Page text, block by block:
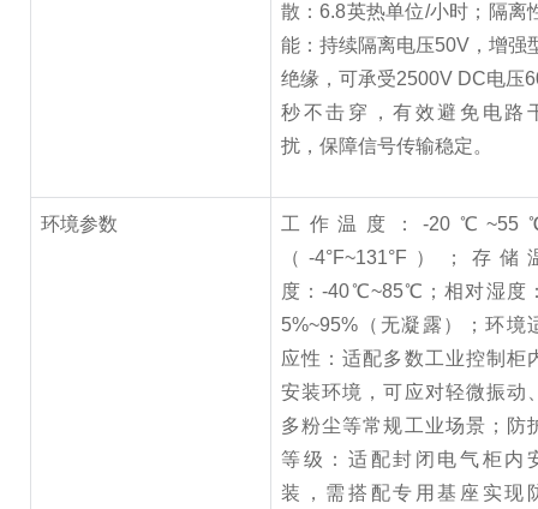
散：6.8英热单位/小时；隔离
能：持续隔离电压50V，增强
绝缘，可承受2500V DC电压
秒不击穿，有效避免电路
扰，保障信号传输稳定。
环境参数
工作温度：-
（-4°F~131°F）；存储
度：-40℃~85℃；相对湿度
5%~95%（无凝露）；环境
应性：适配多数工业控制柜
安装环境，可应对轻微振动
多粉尘等常规工业场景；防
等级：适配封闭电气柜内
装，需搭配专用基座实现